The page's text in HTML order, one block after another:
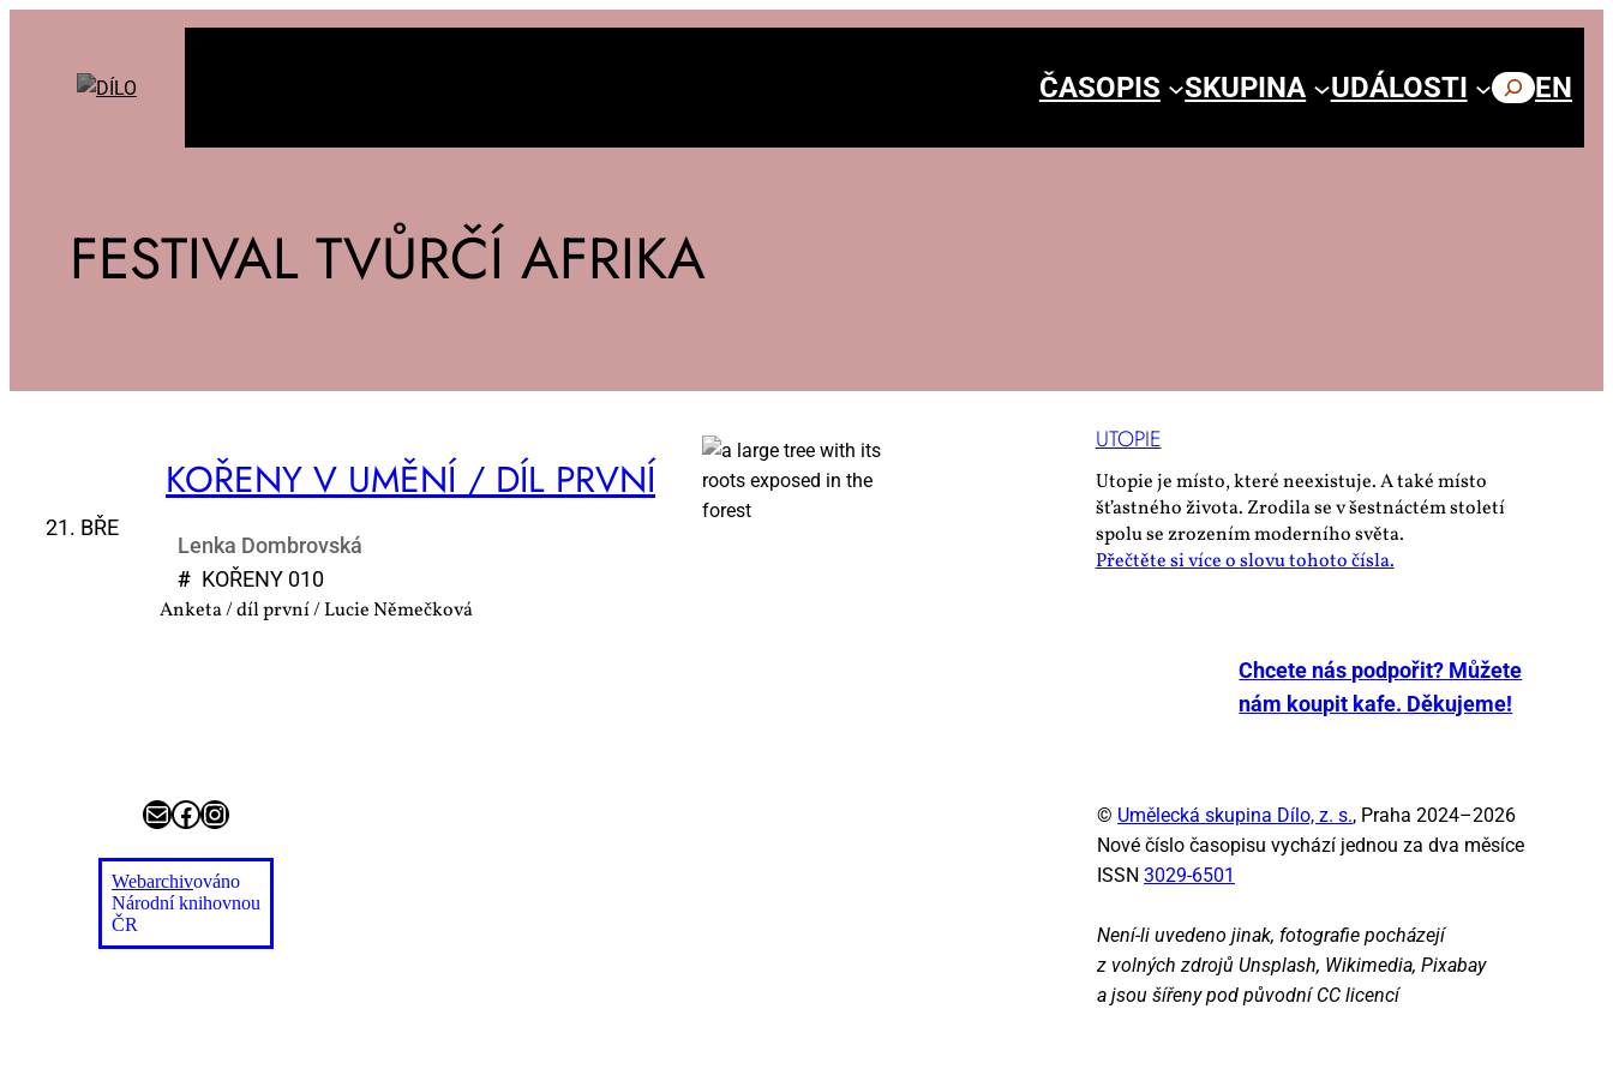
ČASOPIS SKUPINA UDÁLOSTI HLEDAT
EN
FESTIVAL TVŮRČÍ AFRIKA
21. BŘE
KO­ŘE­NY V UMĚ­NÍ / DÍL PRV­NÍ
Lenka Dombrovská
# KO­ŘE­NY 010
Anketa / díl první / Lucie Němečková
UTO­PIE
Utopie je místo, které neexistuje. A také místo
šťastného života. Zrodila se v šestnáctém století
spolu se zrozením moderního světa.
Přečtěte si více o slovu tohoto čísla.
Chcete nás podpořit? Můžete
nám koupit kafe. Děkujeme!
E-mailFacebook
Instagram
Webarchivováno
Národní knihovnou
ČR
© Umělecká skupina Dílo, z. s., Praha 2024–2026
Nové číslo časopisu vychází jednou za dva měsíce
ISSN 3029-6501
Není-li uvedeno jinak, fotografie pocházejí
z volných zdrojů Unsplash, Wikimedia, Pixabay
a jsou šířeny pod původní CC licencí